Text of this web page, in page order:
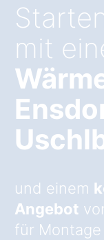
mit
und einem
Angebot
für